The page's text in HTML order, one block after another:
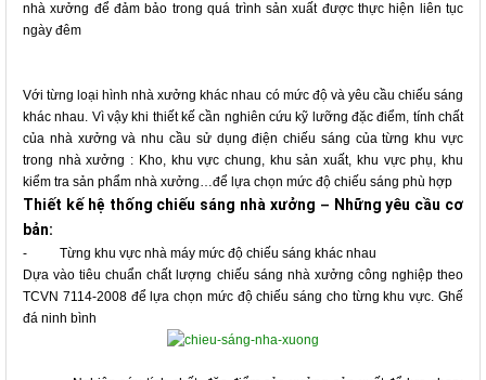
nhà xưởng để đảm bảo trong quá trình sản xuất được thực hiện liên tục
ngày đêm
Với từng loại hình nhà xưởng khác nhau có mức độ và yêu cầu chiếu sáng
khác nhau. Vì vậy khi thiết kế cần nghiên cứu kỹ lưỡng đặc điểm, tính chất
của nhà xưởng và nhu cầu sử dụng điện chiếu sáng của từng khu vực
trong nhà xưởng : Kho, khu vực chung, khu sản xuất, khu vực phụ, khu
kiểm tra sản phẩm nhà xưởng…để lựa chọn mức độ chiếu sáng phù hợp
Thiết kế hệ thống chiếu sáng nhà xưởng – Những yêu cầu cơ
bản:
- Từng khu vực nhà máy mức độ chiếu sáng khác nhau
Dựa vào tiêu chuẩn chất lượng chiếu sáng nhà xưởng công nghiệp theo
TCVN 7114-2008 để lựa chọn mức độ chiếu sáng cho từng khu vực. Ghế
đá ninh bình